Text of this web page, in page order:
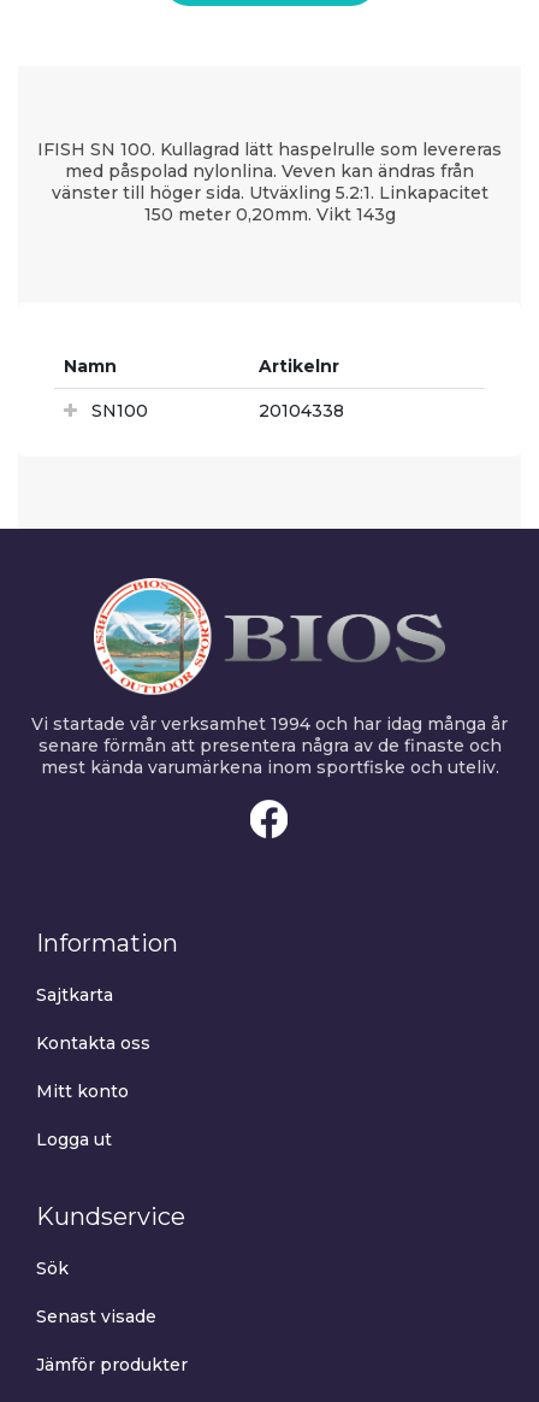
IFISH SN 100. Kullagrad lätt haspelrulle som levereras
med påspolad nylonlina. Veven kan ändras från
vänster till höger sida. Utväxling 5.2:1. Linkapacitet
150 meter 0,20mm. Vikt 143g
Namn Artikelnr
SN100 20104338
Vi startade vår verksamhet 1994 och har idag många år
senare förmån att presentera några av de finaste och
mest kända varumärkena inom sportfiske och uteliv.
Information
Sajtkarta
Kontakta oss
Mitt konto
Logga ut
Kundservice
Sök
Senast visade
Jämför produkter